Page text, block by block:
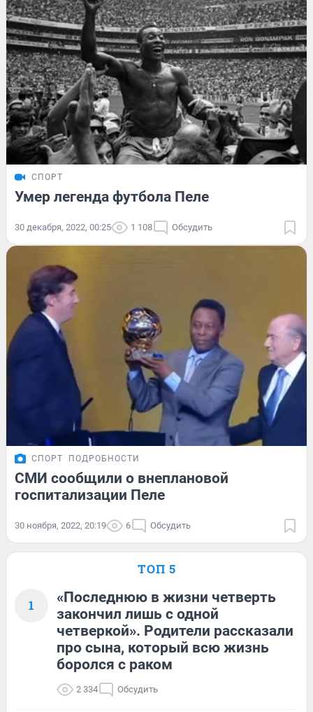
СПОРТ
Умер легенда футбола Пеле
30 декабря, 2022, 00:25 1 108 Обсудить
СПОРТ ПОДРОБНОСТИ
СМИ сообщили о внеплановой
госпитализации Пеле
30 ноября, 2022, 20:19 6 Обсудить
ТОП 5
1
«Последнюю в жизни четверть
закончил лишь с одной
четверкой». Родители рассказали
про сына, который всю жизнь
боролся с раком
2 334 Обсудить